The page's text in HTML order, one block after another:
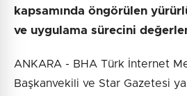
kapsamında öngörülen
ve uygulama sürecini
ANKARA - BHA Türk İnternet
Başkanvekili ve Star Gazetesi